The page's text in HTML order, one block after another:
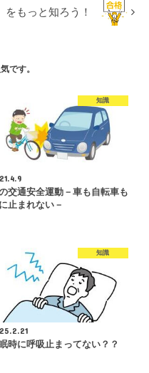
をもっと知ろう！
です。
知識
交通安全運動－車も自転車も
止まれない－
知識
時に呼吸止まってない？？